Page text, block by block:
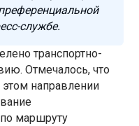
службе.
транспортно-
Отмечалось, что
направлении
маршруту